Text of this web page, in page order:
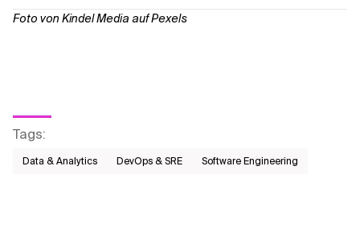
Foto von Kindel Media auf Pexels
Tags:
Data & Analytics DevOps & SRE Software Engineering